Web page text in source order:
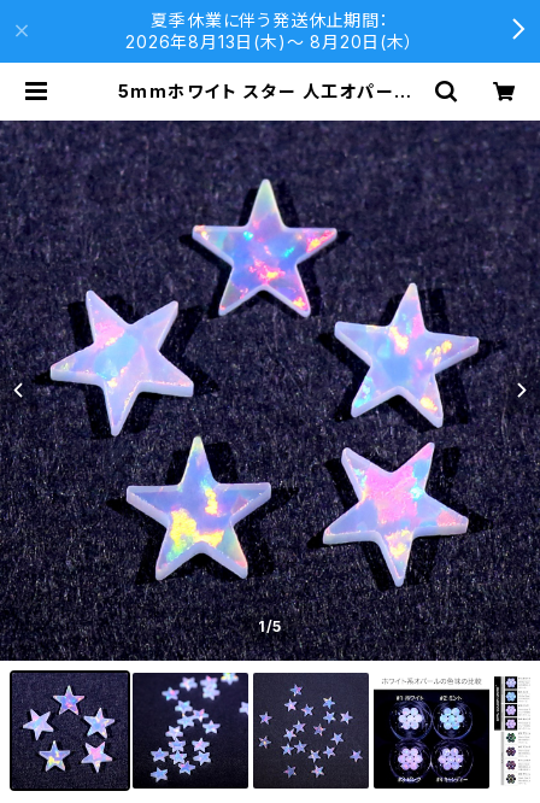
夏季休業に伴う発送休止期間：
2026年8月13日(木)〜 8月20日(木）
5mmホワイト スター 人工オパール1
ス（COE33）専用 | 33Opal
1/5